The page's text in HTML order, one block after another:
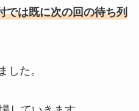
では既に次の回の待ち列
した。